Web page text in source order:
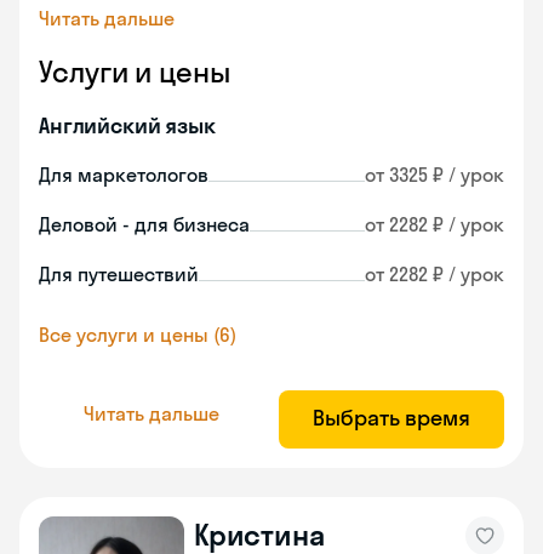
Читать дальше
Услуги и цены
Английский язык
Для маркетологов от 3325 ₽ / урок
Деловой - для бизнеса от 2282 ₽ / урок
Для путешествий от 2282 ₽ / урок
Все услуги и цены (6)
Читать дальше Выбрать время
Кристина